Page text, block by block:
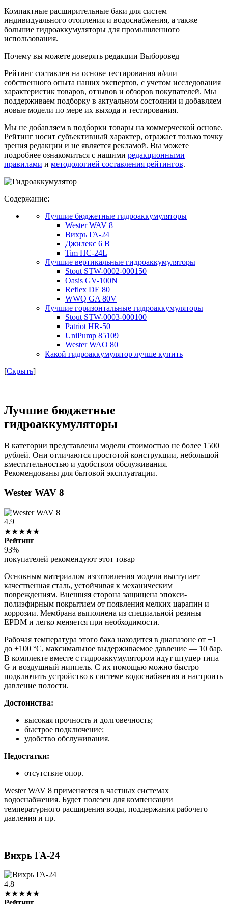
Компактные расширительные баки для систем
индивидуального отопления и водоснабжения, а также
большие гидроаккумуляторы для промышленного
использования.
Почему вы можете доверять редакции Выборовед
Рейтинг составлен на основе тестирования и/или
собственного опыта наших экспертов, с учетом исследования
характеристик товаров, отзывов и обзоров покупателей. Мы
поддерживаем подборку в актуальном состоянии и добавляем
новые модели по мере их выхода и тестирования.
Мы не добавляем в подборки товары на коммерческой основе.
Рейтинг носит субъективный характер, отражает только точку
зрения редакции и не является рекламой. Вы можете
подробнее ознакомиться с нашими редакционными
правилами и методологией составления рейтингов.
Содержание:
Лучшие бюджетные гидроаккумуляторы
Wester WAV 8
Вихрь ГА-24
Джилекс 6 В
Tim HC-24L
Лучшие вертикальные гидроаккумуляторы
Stout STW-0002-000150
Oasis GV-100N
Reflex DE 80
WWQ GA 80V
Лучшие горизонтальные гидроаккумуляторы
Stout STW-0003-000100
Patriot HR-50
UniPump 85109
Wester WAO 80
Какой гидроаккумулятор лучше купить
[Скрыть]
Лучшие бюджетные
гидроаккумуляторы
В категории представлены модели стоимостью не более 1500
рублей. Они отличаются простотой конструкции, небольшой
вместительностью и удобством обслуживания.
Рекомендованы для бытовой эксплуатации.
Wester WAV 8
4.9
★★★★★
Рейтинг
93%
покупателей рекомендуют этот товар
Основным материалом изготовления модели выступает
качественная сталь, устойчивая к механическим
повреждениям. Внешняя сторона защищена эпокси-
полиэфирным покрытием от появления мелких царапин и
коррозии. Мембрана выполнена из специальной резины
EPDM и легко меняется при необходимости.
Рабочая температура этого бака находится в диапазоне от +1
до +100 °С, максимальное выдерживаемое давление — 10 бар.
В комплекте вместе с гидроаккумулятором идут штуцер типа
G и воздушный ниппель. С их помощью можно быстро
подключить устройство к системе водоснабжения и настроить
давление полости.
Достоинства:
высокая прочность и долговечность;
быстрое подключение;
удобство обслуживания.
Недостатки:
отсутствие опор.
Wester WAV 8 применяется в частных системах
водоснабжения. Будет полезен для компенсации
температурного расширения воды, поддержания рабочего
давления и пр.
Вихрь ГА-24
4.8
★★★★★